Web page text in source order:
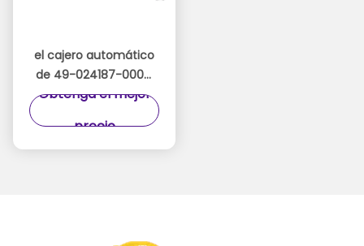
el cajero automático
de 49-024187-000C
49024187000C
asamblea de la parte
Obtenga el mejor
precio